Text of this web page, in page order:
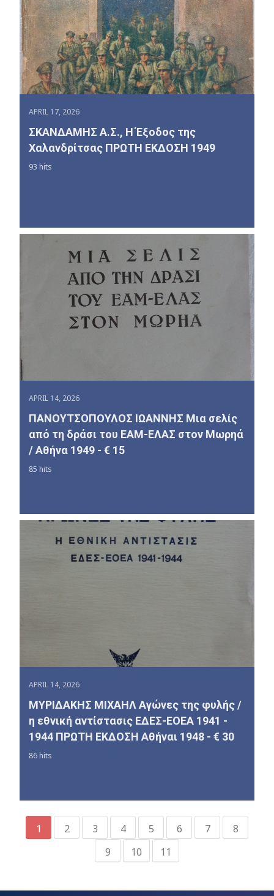
APRIL 17, 2026
ΣΚΑΝΔΑΜΗΣ Α.Σ., Η Έξοδος της
Χαλανδρίτσας ΠΡΩΤΗ ΕΚΔΟΣΗ 1949
93 hits
APRIL 14, 2026
ΠΑΝΟΥΤΣΟΠΟΥΛΟΣ ΙΩΑΝΝΗΣ Μια σελίς
από τη δράσι του ΕΑΜ-ΕΛΑΣ στον Μωρηά
/ Αθήνα 1949 - € 15
85 hits
APRIL 14, 2026
ΜΥΡΙΔΑΚΗΣ ΜΙΧΑΗΛ Αγώνες της φυλής /
η εθνική αντίστασις ΕΔΕΣ-ΕΟΕΑ 1941 -
1944 ΠΡΩΤΗ ΕΚΔΟΣΗ Αθήναι 1948 - € 30
86 hits
1 2 3 4 5 6 7
8
9
10 11